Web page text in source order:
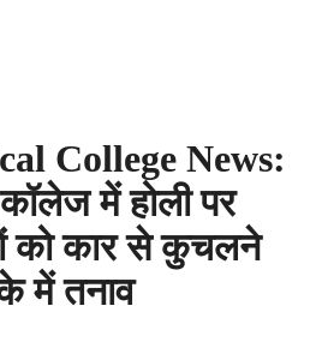
College News:
में होली पर
को कार से कुचलने
में तनाव